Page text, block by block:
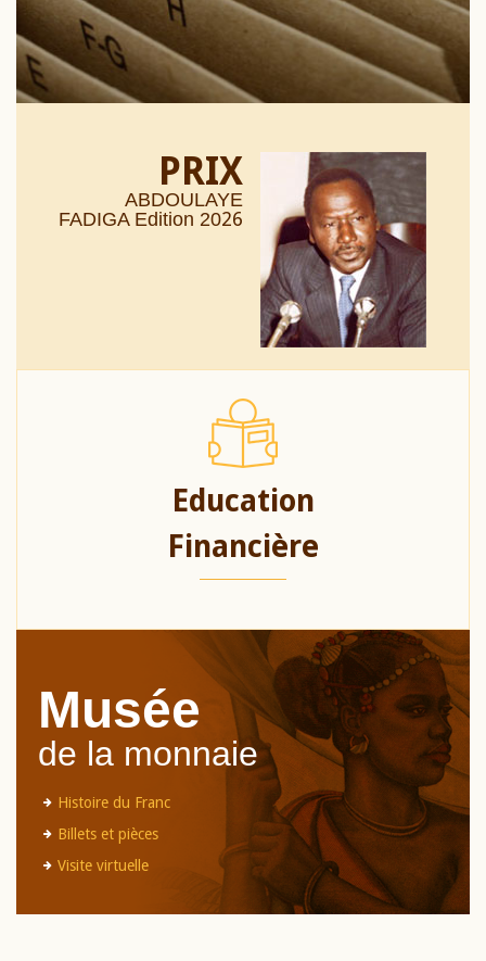
PRIX
ABDOULAYE
FADIGA Edition 2026
Education
Financière
Musée
de la monnaie
Histoire du Franc
Billets et pièces
Visite virtuelle